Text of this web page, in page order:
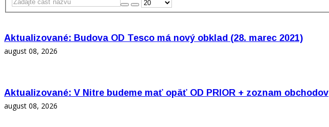
Aktualizované: Budova OD Tesco má nový obklad (28. marec 2021)
august 08, 2026
Aktualizované: V Nitre budeme mať opäť OD PRIOR + zoznam obchodov
august 08, 2026